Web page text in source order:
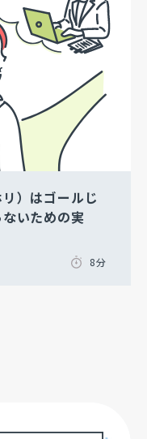
）はゴールじ
いための実
8分